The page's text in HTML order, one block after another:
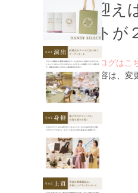
お出迎え
ゲストが
WEBカタログはこ
※ 掲載内容は、変